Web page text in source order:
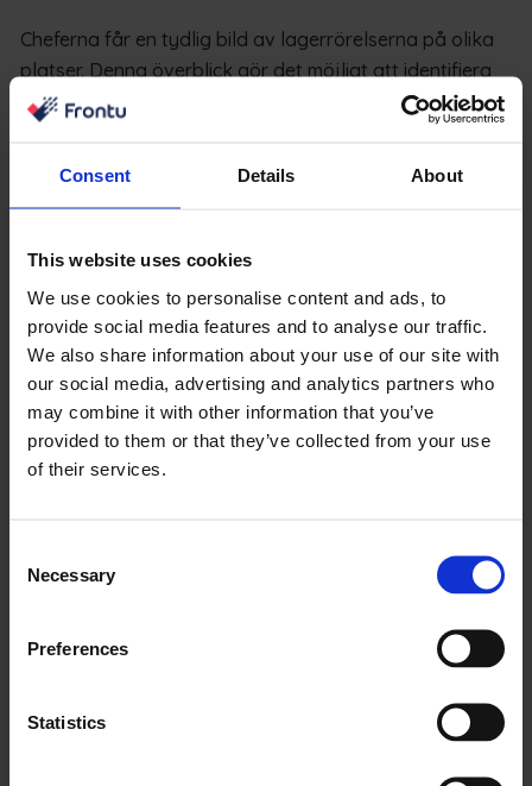
Consent Details About
This website uses cookies
We use cookies to personalise content and ads, to
provide social media features and to analyse our traffic.
We also share information about your use of our site with
our social media, advertising and analytics partners who
may combine it with other information that you’ve
provided to them or that they’ve collected from your use
of their services.
Selection
Necessary
Preferences
Statistics
Cheferna får en tydlig bild av lagerrörelserna på olika
platser. Denna överblick gör det möjligt att identifiera
ineffektivitet, t.ex. överfyllda depåer eller
återkommande brister i specifika regioner. Inköpsbeslut
Frontu stöder också bättre kontroll över
komponenter förbrukas kan organisationer upptäcka
mönster som tyder på slöseri, felaktig användning eller
processluckor. Att ta itu med dessa problem leder till
bättre kostnadskontroll och en mer förutsägbar
verksamhet.
och säkerställer att reservdelshanteringen direkt bidrar
till snabbare reparationer och förbättrad
Slutsats: Från reaktiv till proaktiv
inventering